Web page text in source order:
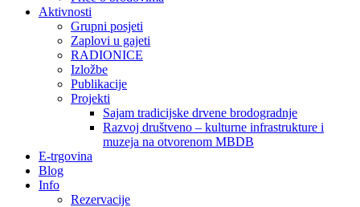
Aktivnosti
Grupni posjeti
Zaplovi u gajeti
RADIONICE
Izložbe
Publikacije
Projekti
Sajam tradicijske drvene brodogradnje
Razvoj društveno – kulturne infrastrukture i
muzeja na otvorenom MBDB
E-trgovina
Blog
Info
Rezervacije